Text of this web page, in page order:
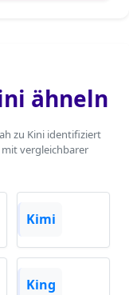
ähneln
zu Kini identifiziert
vergleichbarer
Kimi
King